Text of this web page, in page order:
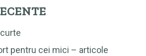
pentru cei mici – articole